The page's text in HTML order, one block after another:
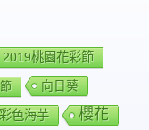
2019桃園花彩節
向日葵
色海芋 櫻花